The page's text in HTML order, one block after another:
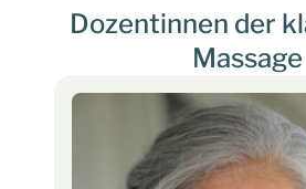
Dozentinnen der
Massage